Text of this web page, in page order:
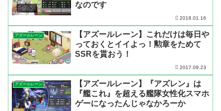
なのです
2018.01.16
アズールレーン
【アズールレーン】これだけは毎日や
っておくとイイよっ！勲章をためて
SSRを貰おう！
2017.09.23
アズールレーン
【アズールレーン】『アズレン』は
『艦これ』を超える艦隊女性化スマホ
ゲーになったんじゃなかろーか